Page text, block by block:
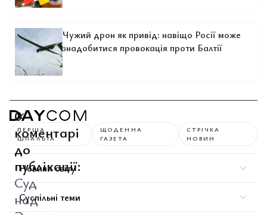
Чужий дрон як привід: навіщо Росії може
знадобитися провокація проти Балтії
0
коментарі
до
публікації:
Суд
над
ПЕРША
ШПАЛЬТА
ЩОДЕННА
ГАЗЕТА
СТРІЧКА
НОВИН
Новини світу
Суспільні теми